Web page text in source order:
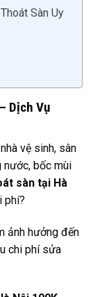
Sàn Uy
Dịch Vụ
vệ sinh, sân
nước, bốc mùi
sàn tại Hà
phí?
ảnh hưởng đến
chi phí sửa